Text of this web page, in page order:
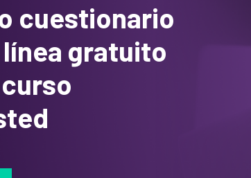
cuestionario
gratuito